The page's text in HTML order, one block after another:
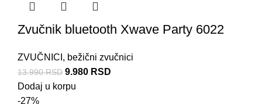
Zvučnik bluetooth Xwave Party 6022
ZVUČNICI , bežični zvučnici
13.990RSD 9.980 RSD
Dodaj u korpu
-27%